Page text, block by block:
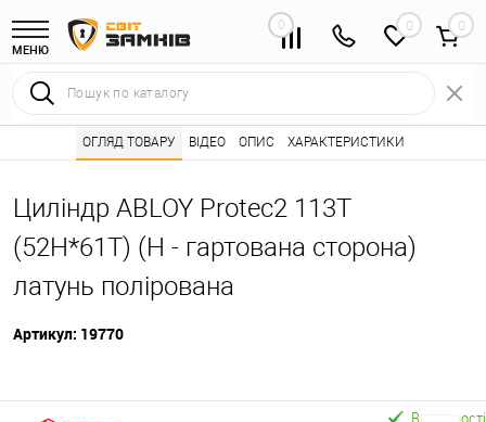
МЕНЮ
0 0
Інтернет магазин замків • Каталог товарів ⭐ • Серцевини
Циліндр ABLOY Protec2 113T
(52H*61T) (H - гартована сторона)
латунь полірована
Артикул: 19770
ОГЛЯД ТОВАРУ ВІДЕО ОПИС ХАРАКТЕРИСТИКИ
В наявності